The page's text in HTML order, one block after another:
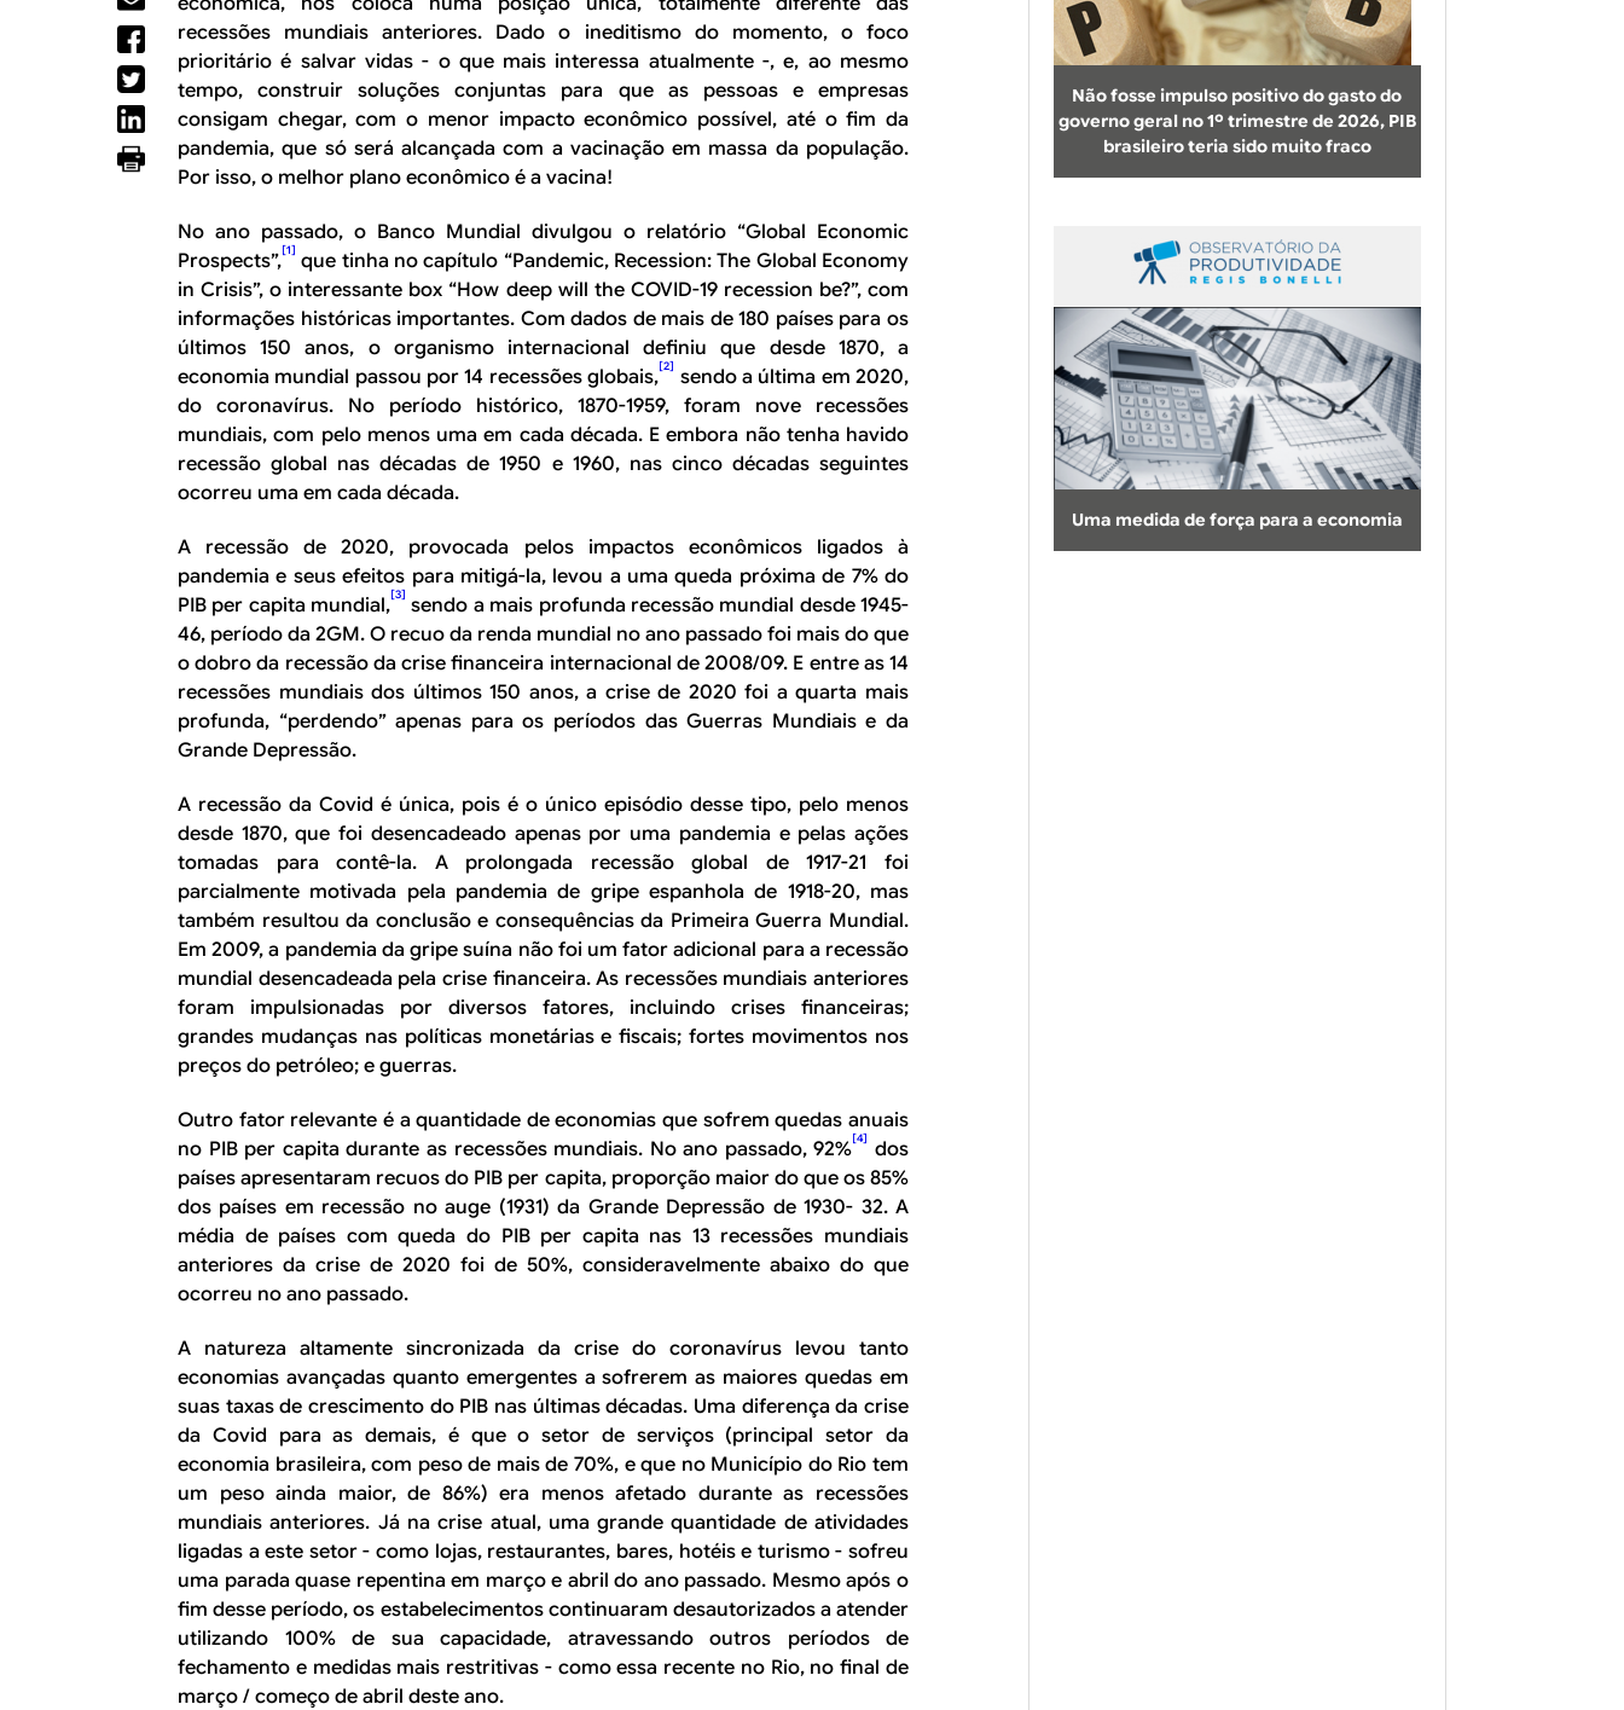
E
b
u
s
c
a
a
lrecessões mundiais anteriores. Dado o ineditismo do momento, o foco
prioritário é salvar vidas - o que mais interessa atualmente -, e, ao mesmo
tempo, construir soluções conjuntas para que as pessoas e empresas
consigam chegar, com o menor impacto econômico possível, até o fim da
pandemia, que só será alcançada com a vacinação em massa da população.
Por isso, o melhor plano econômico é a vacina!
No ano passado, o Banco Mundial divulgou o relatório “Global Economic
Prospects”,[1] que tinha no capítulo “Pandemic, Recession: The Global Economy
in Crisis”, o interessante box “How deep will the COVID-19 recession be?”, com
informações históricas importantes. Com dados de mais de 180 países para os
últimos 150 anos, o organismo internacional definiu que desde 1870, a
economia mundial passou por 14 recessões globais,[2] sendo a última em 2020,
do coronavírus. No período histórico, 1870-1959, foram nove recessões
mundiais, com pelo menos uma em cada década. E embora não tenha havido
recessão global nas décadas de 1950 e 1960, nas cinco décadas seguintes
ocorreu uma em cada década.
A recessão de 2020, provocada pelos impactos econômicos ligados à
pandemia e seus efeitos para mitigá-la, levou a uma queda próxima de 7% do
PIB per capita mundial,[3] sendo a mais profunda recessão mundial desde 1945-
46, período da 2GM. O recuo da renda mundial no ano passado foi mais do que
o dobro da recessão da crise financeira internacional de 2008/09. E entre as 14
recessões mundiais dos últimos 150 anos, a crise de 2020 foi a quarta mais
profunda, “perdendo” apenas para os períodos das Guerras Mundiais e da
Grande Depressão.
A recessão da Covid é única, pois é o único episódio desse tipo, pelo menos
desde 1870, que foi desencadeado apenas por uma pandemia e pelas ações
tomadas para contê-la. A prolongada recessão global de 1917-21 foi
parcialmente motivada pela pandemia de gripe espanhola de 1918-20, mas
também resultou da conclusão e consequências da Primeira Guerra Mundial.
Em 2009, a pandemia da gripe suína não foi um fator adicional para a recessão
mundial desencadeada pela crise financeira. As recessões mundiais anteriores
foram impulsionadas por diversos fatores, incluindo crises financeiras;
grandes mudanças nas políticas monetárias e fiscais; fortes movimentos nos
preços do petróleo; e guerras.
Outro fator relevante é a quantidade de economias que sofrem quedas anuais
no PIB per capita durante as recessões mundiais. No ano passado, 92%[4]
dos
países apresentaram recuos do PIB per capita, proporção maior do que os 85%
dos países em recessão no auge (1931) da Grande Depressão de 1930- 32. A
média de países com queda do PIB per capita nas 13 recessões mundiais
anteriores da crise de 2020 foi de 50%, consideravelmente abaixo do que
ocorreu no ano passado.
A natureza altamente sincronizada da crise do coronavírus levou tanto
economias avançadas quanto emergentes a sofrerem as maiores quedas em
suas taxas de crescimento do PIB nas últimas décadas. Uma diferença da crise
da Covid para as demais, é que o setor de serviços (principal setor da
economia brasileira, com peso de mais de 70%, e que no Município do Rio tem
um peso ainda maior, de 86%) era menos afetado durante as recessões
mundiais anteriores. Já na crise atual, uma grande quantidade de atividades
ligadas a este setor - como lojas, restaurantes, bares, hotéis e turismo - sofreu
uma parada quase repentina em março e abril do ano passado. Mesmo após o
fim desse período, os estabelecimentos continuaram desautorizados a atender
utilizando 100% de sua capacidade, atravessando outros períodos de
fechamento e medidas mais restritivas - como essa recente no Rio, no final de
março / começo de abril deste ano.
Não fosse impulso positivo do gasto do
governo geral no 1º trimestre de 2026, PIB
brasileiro teria sido muito fraco
Uma medida de força para a economia